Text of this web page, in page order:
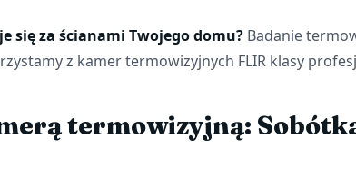
się za ścianami Twojego domu? Badanie
z kamer termowizyjnych FLIR klasy
termowizyjną: